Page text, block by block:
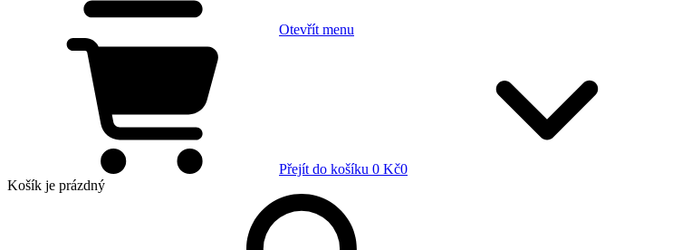
Otevřít menu
Přejít do košíku 0 Kč0
Košík je prázdný